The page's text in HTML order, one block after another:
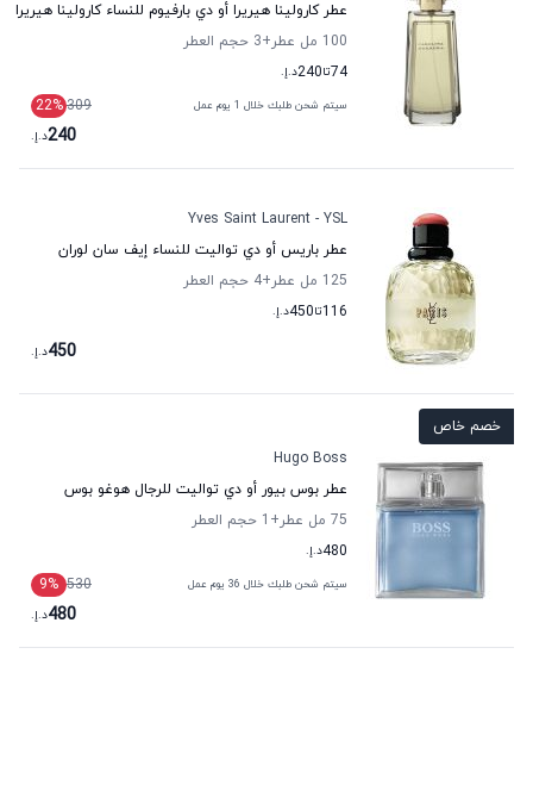
عطر كارولينا هيريرا أو دي بارفيوم للنساء كارولينا هيريرا
100 مل عطر
+3
حجم العطر
74تا240د.إ.
سيتم شحن طلبك خلال 1 يوم عمل 309
22%
240د.إ.
Yves Saint Laurent - YSL
عطر باريس أو دي تواليت للنساء إيف سان لوران
125 مل عطر
+4
حجم العطر
116تا450د.إ.
450د.إ.
خصم خاص
Hugo Boss
عطر بوس بيور أو دي تواليت للرجال هوغو بوس
75 مل عطر
+1
حجم العطر
480د.إ.
سيتم شحن طلبك خلال 36 يوم عمل 530
9%
480د.إ.